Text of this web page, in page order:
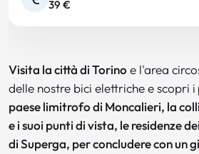
39 €
Visita la città di Torinoe l'area
delle nostre bici elettriche e scopri i
paese limitrofo di Moncalieri, la
e i suoi punti di vista, le residenze
di Superga, per concludere con un